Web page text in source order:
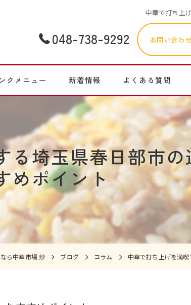
中華で打ち上
048-738-9292 お問い合わ
クメニュー 新着情報 よくある質問
る埼玉県春日部市
めポイント
ら中華市場 炒 ブログ コラム 中華で打ち上げを満